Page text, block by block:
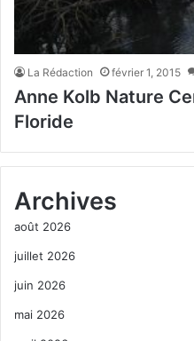
La Rédaction février 1, 2015
Anne Kolb Nature
Floride
Archives
août 2026
juillet 2026
juin 2026
mai 2026